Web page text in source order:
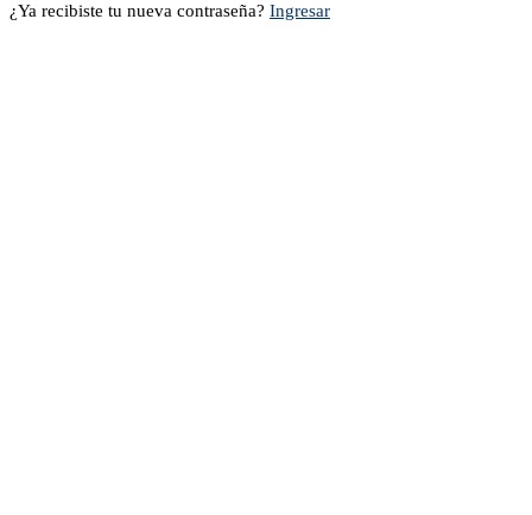
¿Ya recibiste tu nueva contraseña? Ingresar